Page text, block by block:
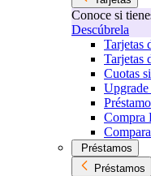
Conoce si
Descúbrela
Tarjetas
Tarjetas
Cuotas
Compra
Préstamos
Préstamos